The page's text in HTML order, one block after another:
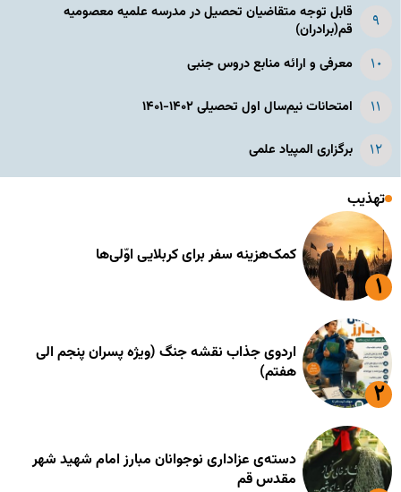
قابل توجه متقاضیان تحصیل در مدرسه علمیه معصومیه
قم(برادران)
معرفی و ارائه منابع دروس جنبی
امتحانات نیم‌سال اول تحصیلی ۱۴۰۲-۱۴۰۱
برگزاری المپیاد علمی
تهذیب
کمک‌هزینه سفر برای کربلایی اوّلی‌ها
اردوی جذاب نقشه جنگ (ویژه پسران پنجم الی
هفتم)
دسته‌ی عزاداری نوجوانان مبارز امام شهید شهر
مقدس قم